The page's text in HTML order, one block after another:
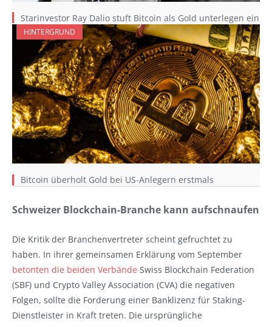
Starinvestor Ray Dalio stuft Bitcoin als Gold unterlegen ein
HINTERGRUND
Bitcoin überholt Gold bei US-Anlegern erstmals
Schweizer Blockchain-Branche kann aufschnaufen
Die Kritik der Branchenvertreter scheint gefruchtet zu
haben. In ihrer gemeinsamen Erklärung vom September
betonten die beiden Verbände Swiss Blockchain Federation
(SBF) und Crypto Valley Association (CVA) die negativen
Folgen, sollte die Forderung einer Banklizenz für Staking-
Dienstleister in Kraft treten. Die ursprüngliche